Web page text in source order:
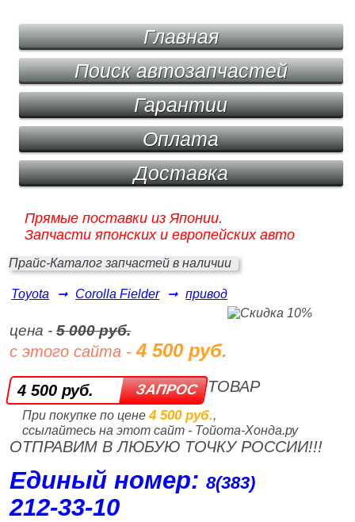
Главная
Поиск автозапчастей
Гарантии
Оплата
Доставка
Прямые поставки из Японии.
Запчасти японских и европейских авто
Прайс-Каталог запчастей в наличии
Toyota ➞ Corolla Fielder ➞ привод
цена -5 000 руб.
с этого сайта -4 500 руб.
4 500 руб.
При покупке по цене4 500 руб.,
ссылайтесь на этот сайт - Тойота-Хонда.ру
ТОВАР
ОТПРАВИМ В ЛЮБУЮ ТОЧКУ РОССИИ!!!
Единый номер:8(383)
212‑33‑10